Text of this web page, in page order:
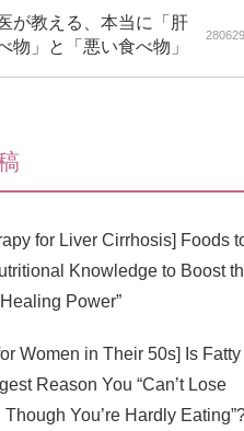
が教える、本当に「肝
物」と「悪い食べ物」
for Liver Cirrhosis] Foods
Knowledge to Boost
Healing Power”
Women in Their 50s] Is Fatty
Reason You “Can’t Lose
You’re Hardly